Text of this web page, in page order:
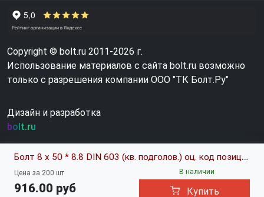
Болт 8 х 50 * 8.8 DIN 603 (кв. подголов.) оц. код позиции 0423159
Цена за 200 шт
916.00 руб
В наличии
Купить
Copyright © bolt.ru 2011-2026 г.
Использование материалов с сайта bolt.ru возможно
только с разрешения компании ООО "ТК Болт.Ру"
Дизайн и разработка
bolt.ru